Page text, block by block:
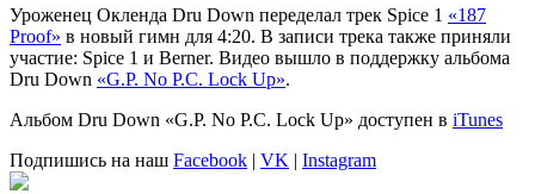
Уроженец Окленда Dru Down переделал трек Spice 1 «187
Proof» в новый гимн для 4:20. В записи трека также приняли
участие: Spice 1 и Berner. Видео вышло в поддержку альбома
Dru Down «G.P. No P.C. Lock Up».
Альбом Dru Down «G.P. No P.C. Lock Up» доступен в iTunes
Подпишись на наш Facebook | VK | Instagram